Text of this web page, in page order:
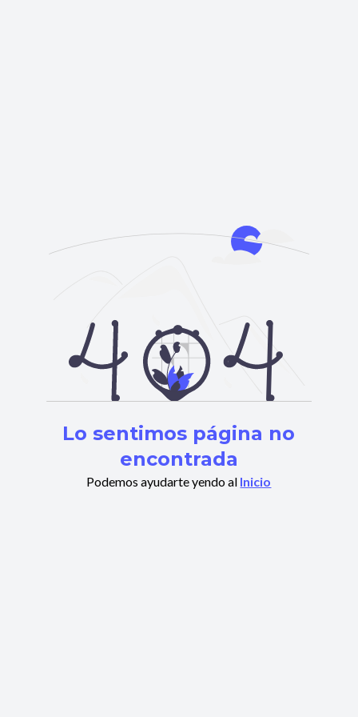
Lo sentimos página no
encontrada
Podemos ayudarte yendo al Inicio